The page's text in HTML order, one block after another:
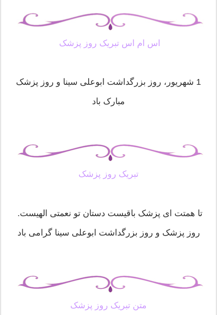
اس ام اس تبریک روز پزشک
1 شهریور، روز بزرگداشت ابوعلی سینا و روز پزشک
مبارک باد
تبریک روز پزشک
تا همتت ای پزشک باقیست دستان تو نعمتی الهیست.
روز پزشک و روز بزرگداشت ابوعلی سینا گرامی باد
متن تبریک روز پزشک